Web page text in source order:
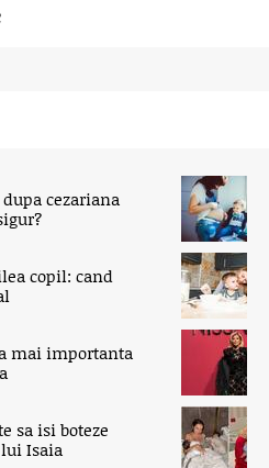
cezariana
copil: cand
mai importanta
sa isi boteze
Isaia